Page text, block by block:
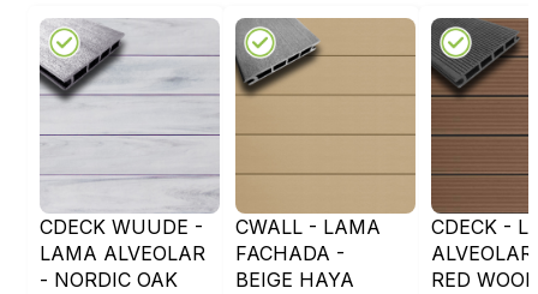
CDECK WUUDE -
LAMA ALVEOLAR
- NORDIC OAK
CWALL - LAMA
FACHADA -
BEIGE HAYA
CDECK -
RED WOOD